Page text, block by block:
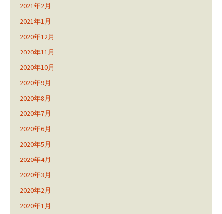
2021年2月
2021年1月
2020年12月
2020年11月
2020年10月
2020年9月
2020年8月
2020年7月
2020年6月
2020年5月
2020年4月
2020年3月
2020年2月
2020年1月